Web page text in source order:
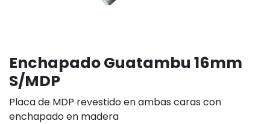
Enchapado Guatambu 16mm
S/MDP
Placa de MDP revestido en ambas caras con
enchapado en madera